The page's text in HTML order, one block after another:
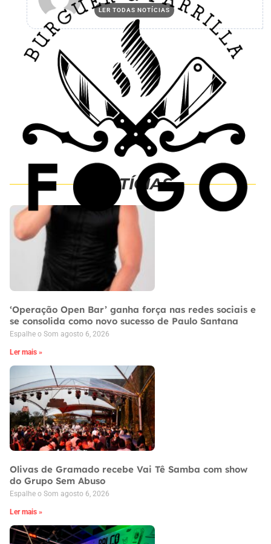
LER TODAS NOTÍCIAS
NOTÍCIAS
‘Operação Open Bar’ ganha força nas redes sociais e
se consolida como novo sucesso de Paulo Santana
Espalhe o Som agosto 6, 2026
Ler mais »
Olivas de Gramado recebe Vai Tê Samba com show
do Grupo Sem Abuso
Espalhe o Som agosto 6, 2026
Ler mais »